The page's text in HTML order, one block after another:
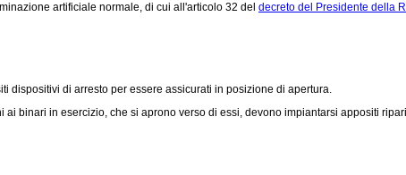
artificiale normale, di cui all'articolo 32 del decreto del Presidente della
di arresto per essere assicurati in posizione di apertura.
binari in esercizio, che si aprono verso di essi, devono impiantarsi appositi